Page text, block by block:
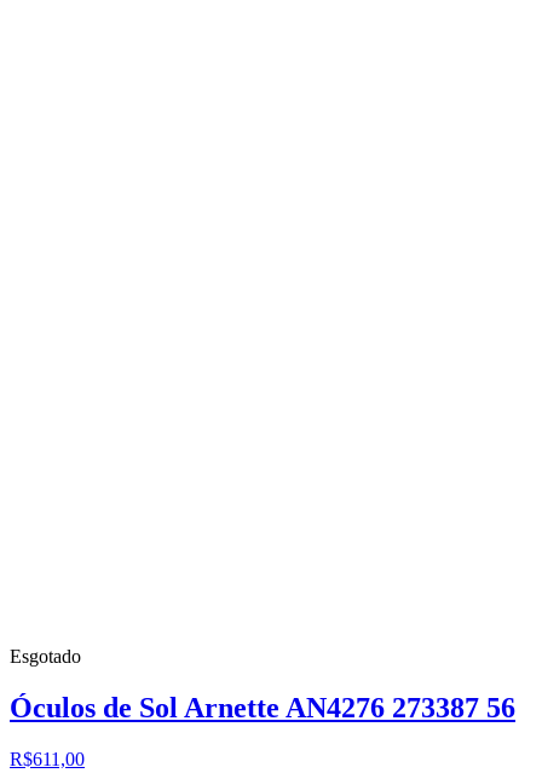
Esgotado
Óculos de Sol Arnette AN4276 273387 56
R$611,00